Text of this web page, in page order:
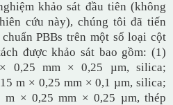
khảo sát đầu tiên (không
cứu này), chúng tôi đã tiến
PBBs trên một số loại cột
được khảo sát bao gồm: (1)
0,25 mm × 0,25 µm, silica;
m × 0,25 mm × 0,1 µm, silica;
m × 0,25 mm × 0,25 µm, thép